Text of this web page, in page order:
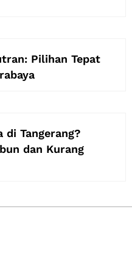
Pilihan Tepat
di Tangerang?
dan Kurang